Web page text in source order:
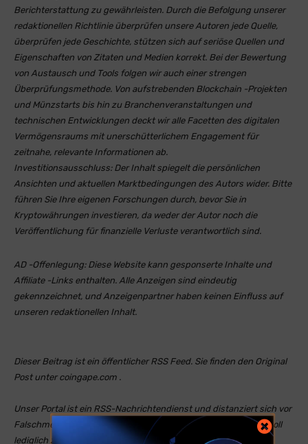
Berichterstattung zu gewährleisten. Durch die Befolgung unserer
redaktionellen Richtlinie überprüfen unsere Autoren jede Quelle,
überprüfen jede Geschichte, stützen sich auf seriöse Quellen und
Eigenschaften von Zitaten und Medien korrekt. Bei der Bewertung
von Austausch und Tools folgen wir auch einer strengen
Überprüfungsmethode. Von aufstrebenden Blockchain -Projekten
und Münzstarts bis hin zu Branchenveranstaltungen und
technischen Entwicklungen deckt wir alle Facetten des digitalen
Vermögensraums mit unerschütterlichem Engagement für
zeitnahe, relevante Informationen ab.
Investitionsausschluss:Der Inhalt spiegelt die persönlichen
Ansichten und aktuellen Marktbedingungen des Autors wider. Bitte
führen Sie Ihre eigenen Forschungen durch, bevor Sie in
Kryptowährungen investieren, da weder der Autor noch die
Veröffentlichung für finanzielle Verluste verantwortlich sind.
AD -Offenlegung:Diese Website kann gesponserte Inhalte und
Affiliate -Links enthalten. Alle Anzeigen sind eindeutig
gekennzeichnet, und Anzeigenpartner haben keinen Einfluss auf
unseren redaktionellen Inhalt.
Dieser Beitrag ist ein öffentlicher RSS Feed. Sie finden den Original
Post unter coingape.com .
Unser Portal ist ein RSS-Nachrichtendienst und distanziert sich vor
Falschmeldungen oder Irreführung. Unser Nachrichtenportal soll
lediglich zum Informationsaustausch genutzt werden. Die auf